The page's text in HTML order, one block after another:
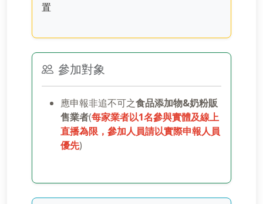
置
參加對象
應申報非追不可之食品添加物&奶粉販
售業者(每家業者以1名參與實體及線上
直播為限，參加人員請以實際申報人員
優先)